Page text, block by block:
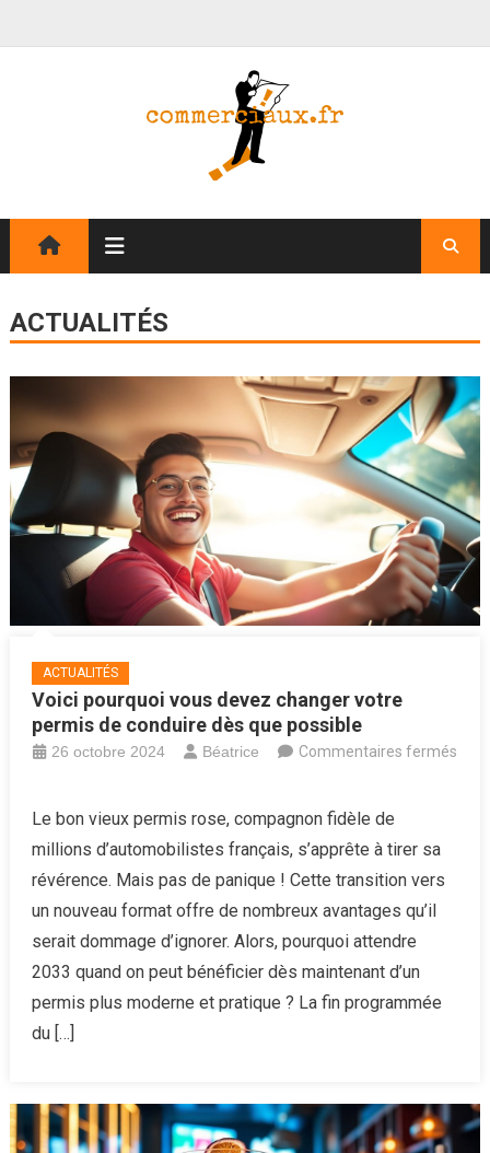
ACTUALITÉS
ACTUALITÉS
Voici pourquoi vous devez changer votre
permis de conduire dès que possible
26 octobre 2024 Béatrice
Commentaires fermés
pourquoi
vous
devez
changer
votre
permis
de
possible
Le bon vieux permis rose, compagnon fidèle de
millions d’automobilistes français, s’apprête à tirer sa
révérence. Mais pas de panique ! Cette transition vers
un nouveau format offre de nombreux avantages qu’il
serait dommage d’ignorer. Alors, pourquoi attendre
2033 quand on peut bénéficier dès maintenant d’un
permis plus moderne et pratique ? La fin programmée
du […]